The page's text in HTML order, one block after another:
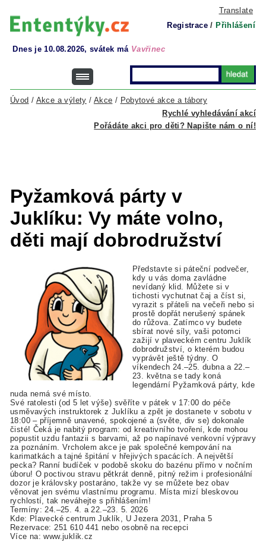
Translate
Registrace / Přihlášení
Dnes je 10.08.2026, svátek má Vavřinec
Rychlé vyhledávání akcí
Úvod / Akce a výlety / Akce / Pobytové akce a tábory
Pořádáte akci pro děti? Napište nám o ní!
Pyžamková párty v
Juklíku: Vy máte volno,
děti mají dobrodružství
Představte si páteční podvečer,
kdy u vás doma zavládne
nevídaný klid. Můžete si v
tichosti vychutnat čaj a číst si,
vyrazit s přáteli na večeři nebo si
prostě dopřát nerušený spánek
do růžova. Zatímco vy budete
sbírat nové síly, vaši potomci
zažijí v plaveckém centru Juklík
dobrodružství, o kterém budou
vyprávět ještě týdny. O
víkendech 24.–25. dubna a 22.–
23. května se tady koná
legendární Pyžamková párty, kde
nuda nemá své místo.
Své ratolesti (od 5 let výše) svěříte v pátek v 17:00 do péče
usměvavých instruktorek z Juklíku a zpět je dostanete v sobotu v
18:00 – příjemně unavené, spokojené a (světe, div se) dokonale
čisté! Čeká je nabitý program: od kreativního tvoření, kde mohou
popustit uzdu fantazii s barvami, až po napínavé venkovní výpravy
za poznáním. Vrcholem akce je pak společné kempování na
karimatkách a tajné špitání v hřejivých spacácích. A největší
pecka? Ranní budíček v podobě skoku do bazénu přímo v nočním
úboru! O poctivou stravu pětkrát denně, pitný režim i profesionální
dozor je královsky postaráno, takže vy se můžete bez obav
věnovat jen svému vlastnímu programu. Místa mizí bleskovou
rychlostí, tak neváhejte s přihlášením!
Termíny: 24.–25. 4. a 22.–23. 5. 2026
Kde: Plavecké centrum Juklík, U Jezera 2031, Praha 5
Rezervace: 251 610 441 nebo osobně na recepci
Více na: www.juklik.cz